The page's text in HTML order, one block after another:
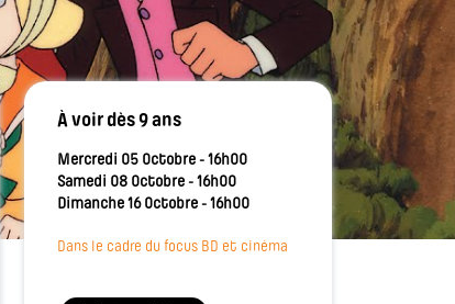
À voir dès 9 ans
Mercredi 05 Octobre - 16h00
Samedi 08 Octobre - 16h00
Dimanche 16 Octobre - 16h00
Dans le cadre du focus BD et cinéma